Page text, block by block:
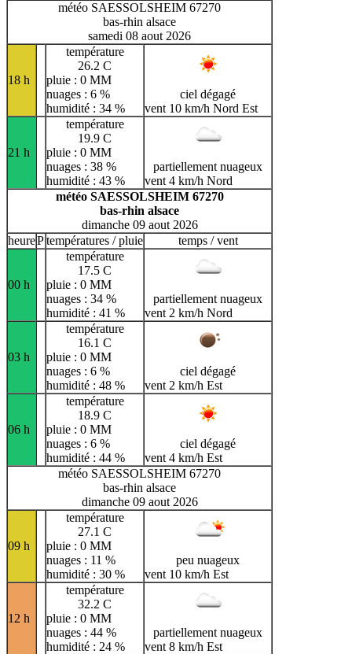
météo SAESSOLSHEIM 67270
bas-rhin alsace
samedi 08 aout 2026
18 h
température
26.2 C
pluie : 0 MM
nuages : 6 %
humidité : 34 %
ciel dégagé
vent 10 km/h Nord Est
21 h
température
19.9 C
pluie : 0 MM
nuages : 38 %
humidité : 43 %
partiellement nuageux
vent 4 km/h Nord
météo SAESSOLSHEIM 67270
bas-rhin alsace
dimanche 09 aout 2026
heurePtempératures / pluie temps / vent
00 h
température
17.5 C
pluie : 0 MM
nuages : 34 %
humidité : 41 %
partiellement nuageux
vent 2 km/h Nord
03 h
température
16.1 C
pluie : 0 MM
nuages : 6 %
humidité : 48 %
ciel dégagé
vent 2 km/h Est
06 h
température
18.9 C
pluie : 0 MM
nuages : 6 %
humidité : 44 %
ciel dégagé
vent 4 km/h Est
météo SAESSOLSHEIM 67270
bas-rhin alsace
dimanche 09 aout 2026
09 h
température
27.1 C
pluie : 0 MM
nuages : 11 %
humidité : 30 %
peu nuageux
vent 10 km/h Est
12 h
température
32.2 C
pluie : 0 MM
nuages : 44 %
humidité : 24 %
partiellement nuageux
vent 8 km/h Est